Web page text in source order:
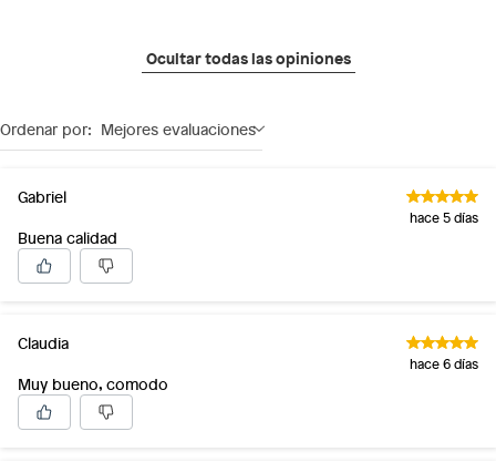
Ocultar todas las opiniones
Ordenar por: Mejores evaluaciones
Gabriel
hace 5 días
Buena calidad
Claudia
hace 6 días
Muy bueno, comodo